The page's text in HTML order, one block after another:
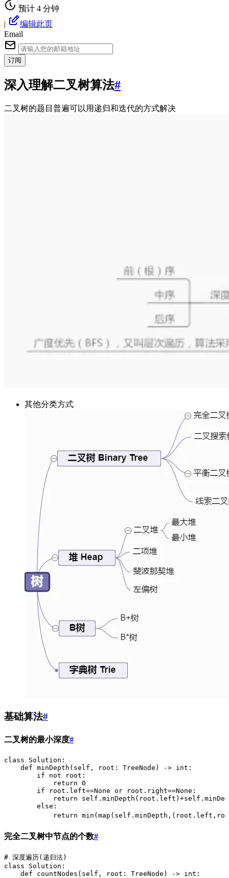
预计 4 分钟
|
编辑此页
Email
订阅
深入理解二叉树算法#
二叉树的题目普遍可以用递归和迭代的方式解决
其他分类方式
基础算法#
二叉树的最小深度#
class Solution:
    def minDepth(self, root: TreeNode) -> int:
        if not root:
            return 0
        if root.left==None or root.right==None:
return
        else:
return
完全二叉树中节点的个数#
# 深度遍历(递归法)
class Solution:
    def countNodes(self, root: TreeNode) -> int: